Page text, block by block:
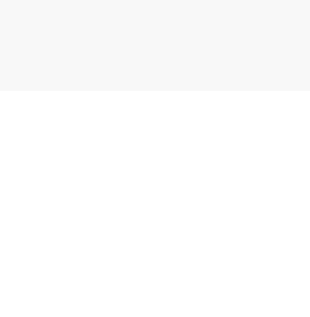
de inchidere din lemn de